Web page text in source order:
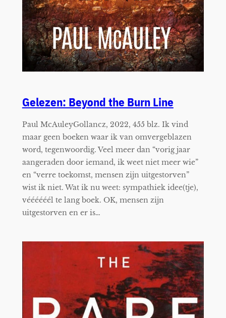
Gelezen: Beyond the Burn Line
Paul McAuleyGollancz, 2022, 455 blz. Ik vind
maar geen boeken waar ik van omvergeblazen
word, tegenwoordig. Veel meer dan “vorig jaar
aangeraden door iemand, ik weet niet meer wie”
en “verre toekomst, mensen zijn uitgestorven”
wist ik niet. Wat ik nu weet: sympathiek idee(tje),
véééééél te lang boek. OK, mensen zijn
uitgestorven en er is…